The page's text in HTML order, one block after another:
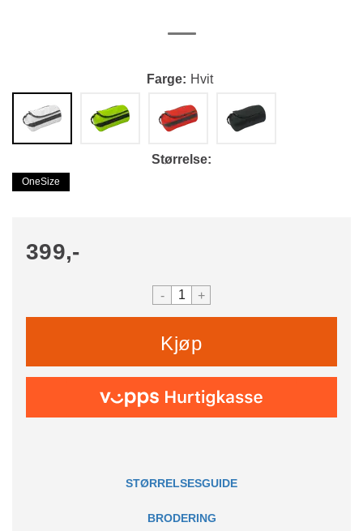
Farge Hvit
Størrelse
OneSize
399,-
- +
Kjøp
STØRRELSESGUIDE
BRODERING